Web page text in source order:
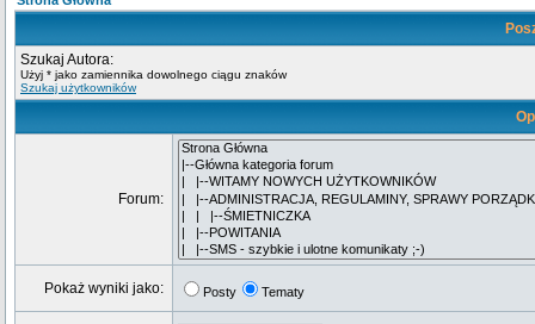
Szukaj Autora:
Użyj * jako zamiennika dowolnego ciągu znaków
Szukaj użytkowników
Forum:
Pokaż wyniki jako: Posty Tematy